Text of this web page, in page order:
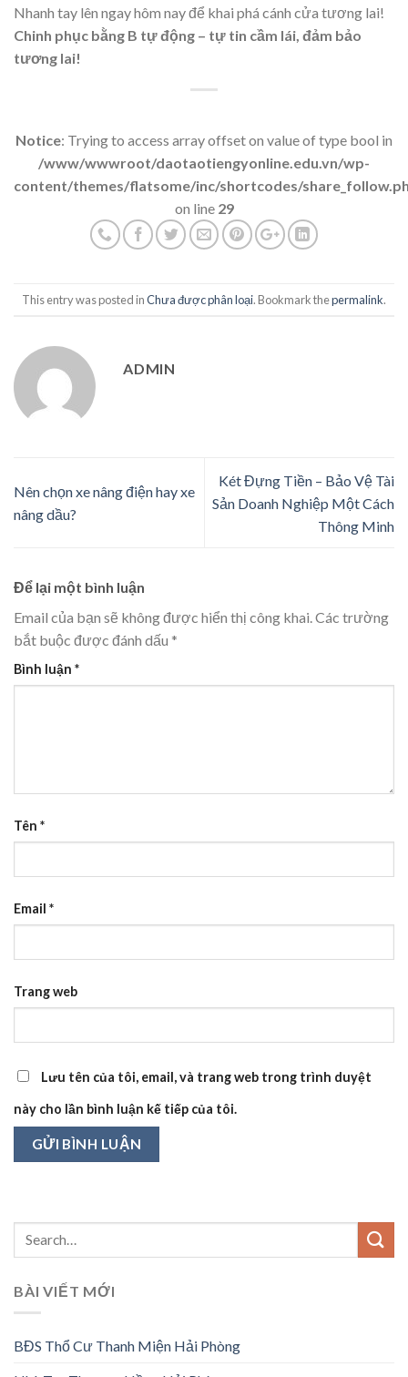
Nhanh tay lên ngay hôm nay để khai phá cánh cửa tương lai!
Chinh phục bằng B tự động – tự tin cầm lái, đảm bảo
tương lai!
Notice: Trying to access array offset on value of type bool in
/www/wwwroot/daotaotiengyonline.edu.vn/wp-
content/themes/flatsome/inc/shortcodes/
on line 29
This entry was posted inChưa được phân loại. Bookmark thepermalink.
ADMIN
Nên chọn xe nâng điện hay xe
nâng dầu?
Két Đựng Tiền – Bảo Vệ Tài
Sản Doanh Nghiệp Một Cách
Thông Minh
Để lại một bình luận
Email của bạn sẽ không được hiển thị công khai.Các trường
bắt buộc được đánh dấu *
Bình luận *
Tên *
Email *
Trang web
Lưu tên của tôi, email, và trang web trong trình duyệt
này cho lần bình luận kế tiếp của tôi.
BÀI VIẾT MỚI
BĐS Thổ Cư Thanh Miện Hải Phòng